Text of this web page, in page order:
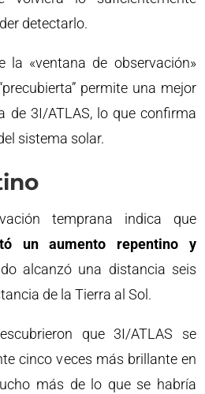
detectarlo.
la «ventana de observación»
permite una mejor
de 3I/ATLAS, lo que confirma
sistema solar.
temprana indica que
un aumento repentino y
alcanzó una distancia seis
de la Tierra al Sol.
que 3I/ATLAS se
cinco veces más brillante en
más de lo que se habría